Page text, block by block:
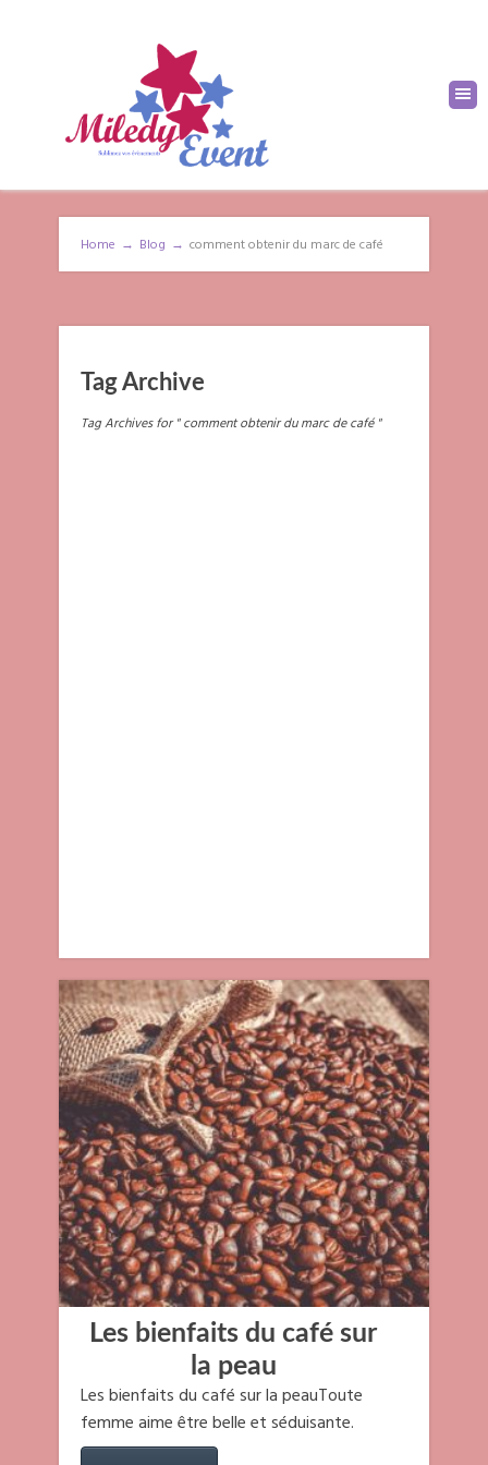
Home → Blog → comment obtenir du marc de café
Tag Archive
Tag Archives for " comment obtenir du marc de café "
Les bienfaits du café sur
la peau
Les bienfaits du café sur la peauToute
femme aime être belle et séduisante.